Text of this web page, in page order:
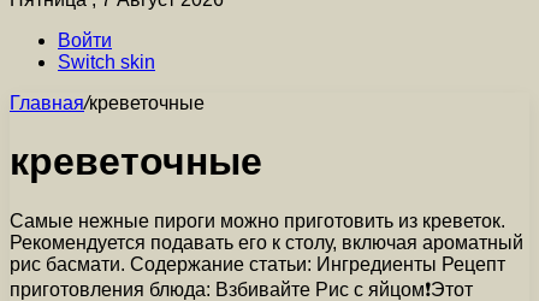
Войти
Switch skin
Главная/креветочные
креветочные
Самые нежные пироги можно приготовить из креветок.
Рекомендуется подавать его к столу, включая ароматный
рис басмати. Содержание статьи: Ингредиенты Рецепт
приготовления блюда: Взбивайте Рис с яйцом❗Этот